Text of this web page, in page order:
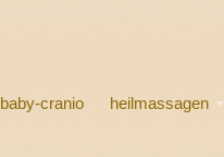
baby-cranio heilmassagen